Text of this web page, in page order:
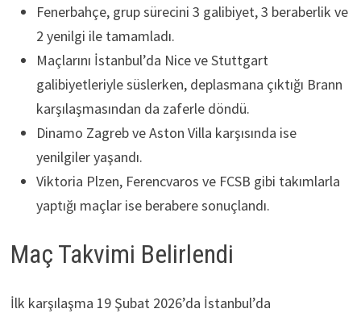
Fenerbahçe, grup sürecini 3 galibiyet, 3 beraberlik ve
2 yenilgi ile tamamladı.
Maçlarını İstanbul’da Nice ve Stuttgart
galibiyetleriyle süslerken, deplasmana çıktığı Brann
karşılaşmasından da zaferle döndü.
Dinamo Zagreb ve Aston Villa karşısında ise
yenilgiler yaşandı.
Viktoria Plzen, Ferencvaros ve FCSB gibi takımlarla
yaptığı maçlar ise berabere sonuçlandı.
Maç Takvimi Belirlendi
İlk karşılaşma 19 Şubat 2026’da İstanbul’da